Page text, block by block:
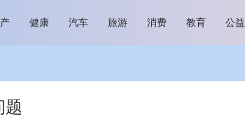
健康 汽车 旅游 消费 教育 公益
题